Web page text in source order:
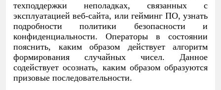
техподдержки неполадках, связанных с
эксплуатацией веб-сайта, или гейминг ПО, узнать
подробности политики безопасности и
конфиденциальности. Операторы в состоянии
пояснить, каким образом действует алгоритм
формирования случайных чисел. Данное
содействует осознать, каким образом образуются
призовые последовательности.